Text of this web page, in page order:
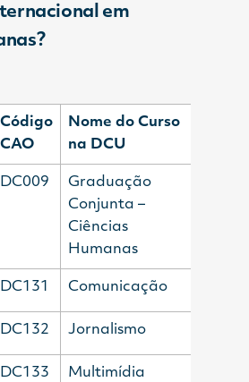
em
Código
CAO
Nome do Curso
na DCU
DC009
Graduação
Conjunta –
Ciências
Humanas
DC131 Comunicação
DC132 Jornalismo
DC133 Multimídia